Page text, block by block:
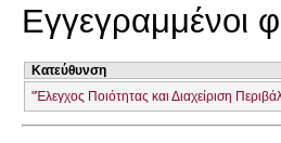
Εγγεγραμμένοι
Κατεύθυνση
"Έλεγχος Ποιότητας και Διαχείριση